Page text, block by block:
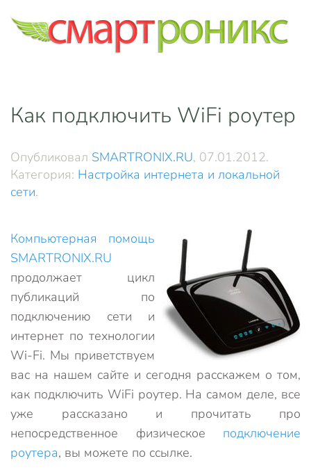
Skip to main content
Как подключить WiFi роутер
Опубликовал SMARTRONIX.RU, 07.01.2012.
Категория: Настройка интернета и локальной
сети.
Компьютерная помощь
SMARTRONIX.RU
продолжает цикл
публикаций по
подключению сети и
интернет по технологии
Wi-Fi. Мы приветствуем
вас на нашем сайте и сегодня расскажем о том,
как подключить WiFi роутер. На самом деле, все
уже рассказано и прочитать про
непосредственное физическое подключение
роутера, вы можете по ссылке.